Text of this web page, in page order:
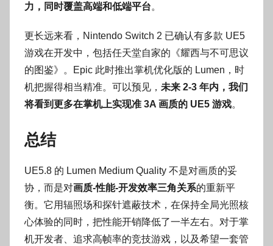
力，同时覆盖高端和低端平台。
更长远来看，Nintendo Switch 2 已确认有多款 UE5
游戏在开发中，包括任天堂自家的《耀西与不可思议
的图鉴》。Epic 此时推出掌机优化版的 Lumen，时
机把握得相当精准。可以预见， 未来 2-3 年内，我们
将看到更多在掌机上实现准 3A 画质的 UE5 游戏。
总结
UE5.8 的 Lumen Medium Quality 不是对画质的妥
协，而是对画质-性能-开发效率三角关系的重新平
衡。它用辐照场和探针遮蔽技术，在保持全局光照核
心体验的同时，把性能开销降低了一半左右。对于掌
机开发者、追求高帧率的竞技游戏，以及希望一套管